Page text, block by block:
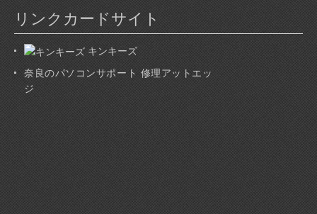
リンクカードサイト
キンキーズ
奈良のパソコンサポート 修理アットエッ
ジ